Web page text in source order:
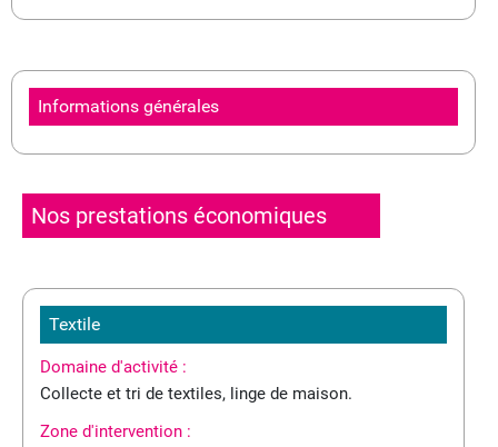
Informations générales
Nos prestations économiques
Textile
Domaine d'activité :
Collecte et tri de textiles, linge de maison.
Zone d'intervention :